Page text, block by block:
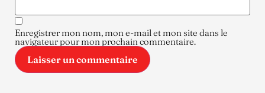
Enregistrer mon nom, mon e-mail et mon site dans le
navigateur pour mon prochain commentaire.